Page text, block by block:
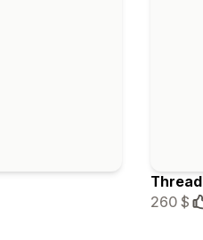
Thread
260 $